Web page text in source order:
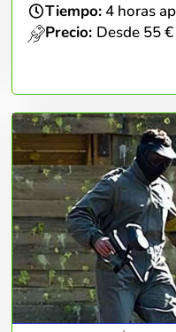
Tiempo:4 horas
Precio: Desde 55